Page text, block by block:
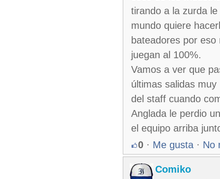
tirando a la zurda
mundo quiere
bateadores por
juegan al 100%.
Vamos a ver que
últimas salidas
del staff cuando
Anglada le perdio
el equipo arriba
0 · Me gusta · No
Comiko